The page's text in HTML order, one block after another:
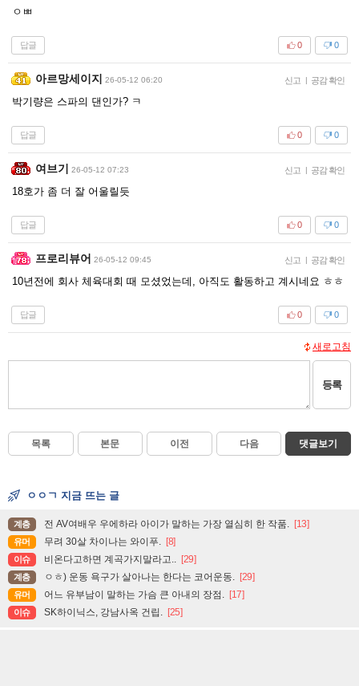
ㅇㅃ
답글 0
0
아르망세이지 26-05-12 06:20 신고 | 공감 확인
박기량은 스파의 댄인가? ㅋ
답글 0
0
여브기 26-05-12 07:23 신고 | 공감 확인
18호가 좀 더 잘 어울릴듯
답글 0
0
프로리뷰어 26-05-12 09:45 신고 | 공감 확인
10년전에 회사 체육대회 때 모셨었는데, 아직도 활동하고 계시네요 ㅎㅎ
답글 0
0
새로고침
등록
목록 본문 이전 다음 댓글보기
ㅇㅇㄱ 지금 뜨는 글
계층 전 AV여배우 우에하라 아이가 말하는 가장 열심히 한 작품. [13]
유머 무려 30살 차이나는 와이푸. [8]
이슈 비온다고하면 계곡가지말라고.. [29]
계층 ㅇㅎ) 운동 욕구가 살아나는 한다는 코어운동. [29]
유머 어느 유부남이 말하는 가슴 큰 아내의 장점. [17]
이슈 SK하이닉스, 강남사옥 건립. [25]